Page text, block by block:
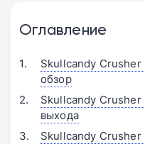
Оглавление
Skullcandy
обзор
Skullcandy Crusher
выхода
Skullcandy Crusher